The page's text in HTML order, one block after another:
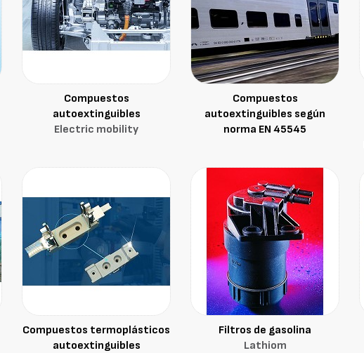
Compuestos
autoextinguibles
Electric mobility
Compuestos
autoextinguibles según
norma EN 45545
Compuestos termoplásticos
autoextinguibles
Filtros de gasolina
Lathiom